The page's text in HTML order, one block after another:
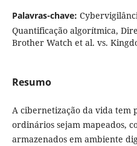
Palavras-chave:
Quantificação algorítmica,
Brother Watch et al. vs.
Resumo
A cibernetização da vida tem
ordinários sejam mapeados,
armazenados em ambiente